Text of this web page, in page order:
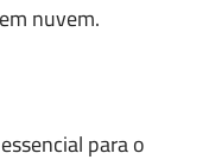
nuvem.
para o